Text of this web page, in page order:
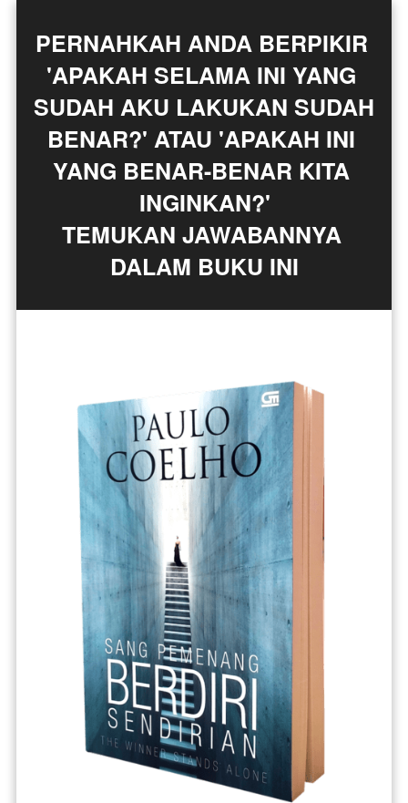
PERNAHKAH ANDA BERPIKIR
'APAKAH SELAMA INI YANG
SUDAH AKU LAKUKAN SUDAH
BENAR?' ATAU 'APAKAH INI
YANG BENAR-BENAR KITA
INGINKAN?'
TEMUKAN JAWABANNYA
DALAM BUKU INI